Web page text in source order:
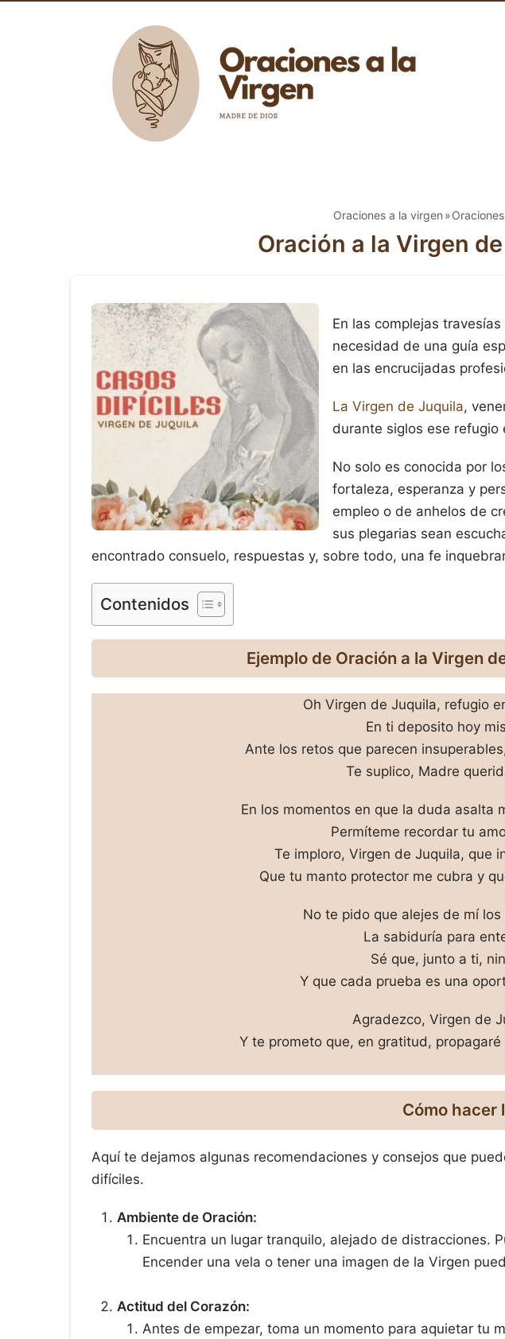
Oraciones a la virgen
Oración a la Virgen
En las complejas
necesidad de una guía
en las encrucijadas
La Virgen de Juquila,
durante siglos ese refugio
No solo es conocida por
fortaleza, esperanza y
empleo o de anhelos de
sus plegarias sean
encontrado consuelo, respuestas y, sobre todo, una fe
Contenidos
Ejemplo de Oración a la Virgen
Oh Virgen de Juquila, refugio
En ti deposito hoy
Ante los retos que parecen
Te suplico, Madre
En los momentos en que la duda asalta
Permíteme recordar tu
Te imploro, Virgen de Juquila, que
Que tu manto protector me cubra y
No te pido que alejes de mí
La sabiduría para
Sé que, junto a ti,
Y que cada prueba es una
Agradezco, Virgen de
Y te prometo que, en gratitud,
Cómo hacer
Aquí te dejamos algunas recomendaciones y consejos que
difíciles.
Ambiente de Oración:
Encuentra un lugar tranquilo, alejado de distracciones.
Encender una vela o tener una imagen de la Virgen
Actitud del Corazón:
Antes de empezar, toma un momento para aquietar tu